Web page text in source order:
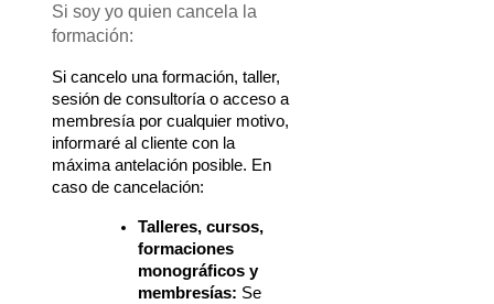
Si soy yo quien cancela la
formación:
Si cancelo una formación, taller,
sesión de consultoría o acceso a
membresía por cualquier motivo,
informaré al cliente con la
máxima antelación posible. En
caso de cancelación:
Talleres, cursos,
formaciones
monográficos y
membresías: Se